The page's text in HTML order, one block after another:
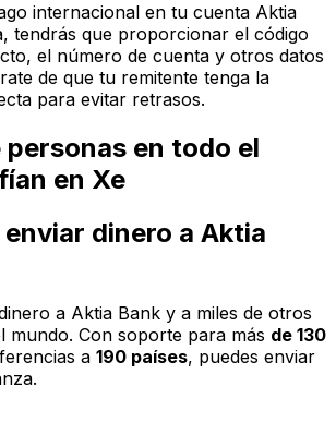
internacional en tu cuenta Aktia
tendrás que proporcionar el código
el número de cuenta y otros datos
de que tu remitente tenga la
para evitar retrasos.
personas en todo el
en Xe
dinero a Aktia
a Aktia Bank y a miles de otros
mundo. Con soporte para más de 130
a 190 países, puedes enviar